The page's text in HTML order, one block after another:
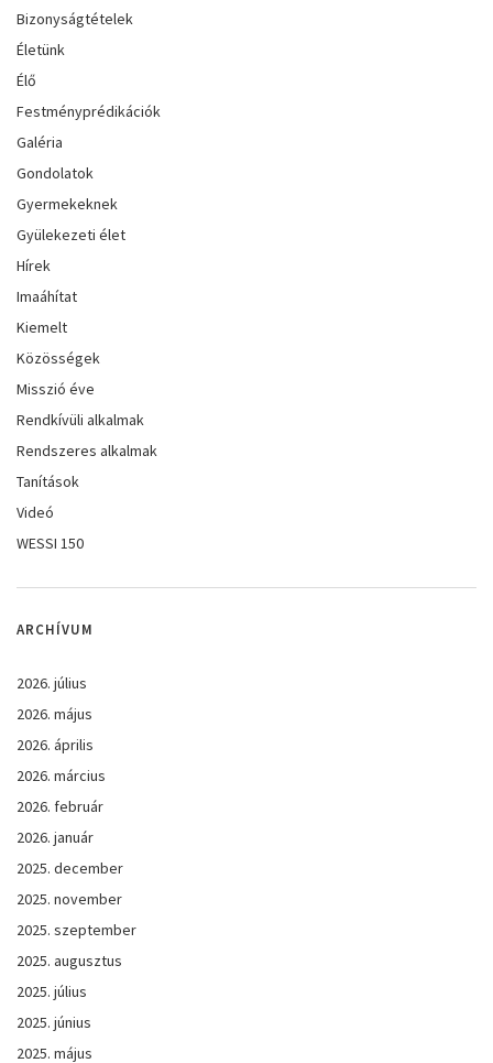
Bizonyságtételek
Életünk
Élő
Festményprédikációk
Galéria
Gondolatok
Gyermekeknek
Gyülekezeti élet
Hírek
Imaáhítat
Kiemelt
Közösségek
Misszió éve
Rendkívüli alkalmak
Rendszeres alkalmak
Tanítások
Videó
WESSI 150
ARCHÍVUM
2026. július
2026. május
2026. április
2026. március
2026. február
2026. január
2025. december
2025. november
2025. szeptember
2025. augusztus
2025. július
2025. június
2025. május